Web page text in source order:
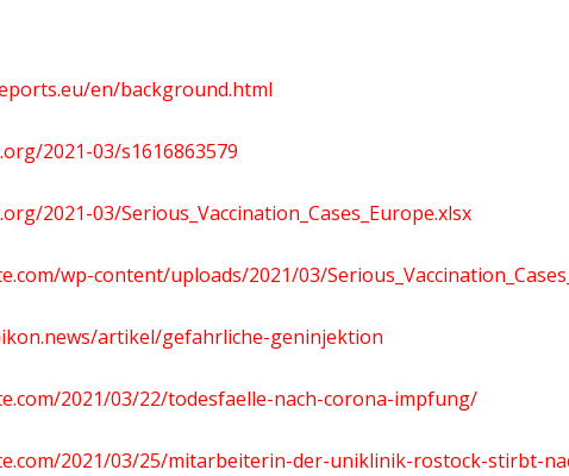
en/background.html
2021-03/s1616863579
2021-03/Serious_Vaccination_Cases_Europe.xlsx
wp-content/uploads/2021/03/
artikel/gefahrliche-geninjektion
2021/03/22/todesfaelle-nach-corona-impfung/
2021/03/25/mitarbeiterin-der-uniklinik-rostock-stirbt-